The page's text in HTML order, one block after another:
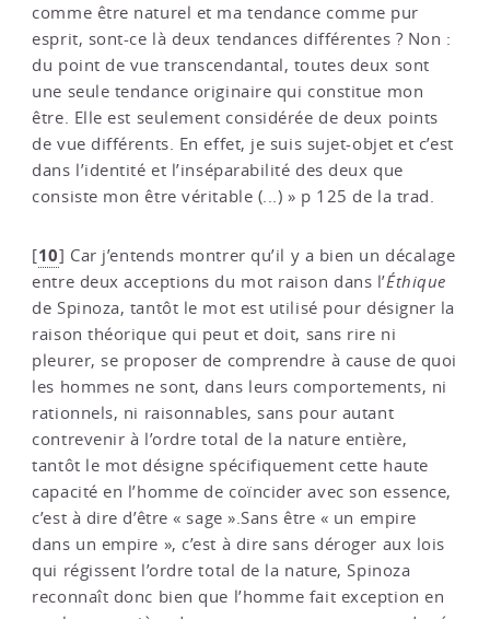
comme être naturel et ma tendance comme pur
esprit, sont-ce là deux tendances différentes ? Non :
du point de vue transcendantal, toutes deux sont
une seule tendance originaire qui constitue mon
être. Elle est seulement considérée de deux points
de vue différents. En effet, je suis sujet-objet et c’est
dans l’identité et l’inséparabilité des deux que
consiste mon être véritable (...) » p 125 de la trad.
[10] Car j’entends montrer qu’il y a bien un décalage
entre deux acceptions du mot raison dans l’Éthique
de Spinoza, tantôt le mot est utilisé pour désigner la
raison théorique qui peut et doit, sans rire ni
pleurer, se proposer de comprendre à cause de quoi
les hommes ne sont, dans leurs comportements, ni
rationnels, ni raisonnables, sans pour autant
contrevenir à l’ordre total de la nature entière,
tantôt le mot désigne spécifiquement cette haute
capacité en l’homme de coïncider avec son essence,
c’est à dire d’être « sage ».Sans être « un empire
dans un empire », c’est à dire sans déroger aux lois
qui régissent l’ordre total de la nature, Spinoza
reconnaît donc bien que l’homme fait exception en